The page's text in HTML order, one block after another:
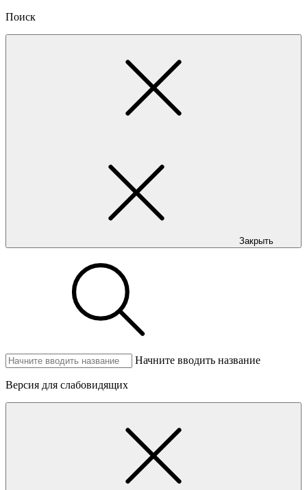
Поиск
Закрыть
Начните вводить название
Версия для слабовидящих